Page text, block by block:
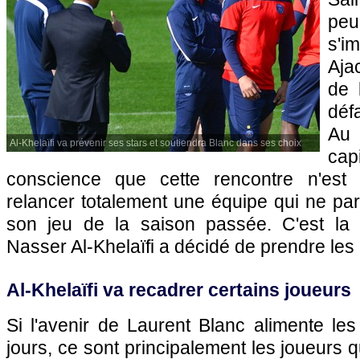
Al-Khelaïfi va prévenir ses stars et soutiendra Blanc dans ses choix
de
Au
conscience que cette rencontre n'est
relancer totalement une équipe qui ne
son jeu de la saison passée. C'est la
Nasser Al-Khelaïfi a décidé de prendre
Al-Khelaïfi va recadrer certains joueurs
Si l'avenir de Laurent Blanc alimente
jours, ce sont principalement les joueurs